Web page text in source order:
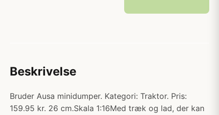
Beskrivelse
Bruder Ausa minidumper. Kategori: Traktor. Pris:
159.95 kr. 26 cm.Skala 1:16Med træk og lad, der kan